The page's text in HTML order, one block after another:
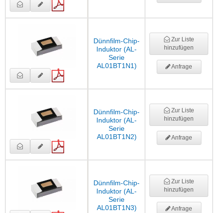
Dünnfilm-Chip-
Induktor (AL-
Serie
AL01BT1N1)
Zur Liste
hinzufügen
Anfrage
Dünnfilm-Chip-
Induktor (AL-
Serie
AL01BT1N2)
Zur Liste
hinzufügen
Anfrage
Dünnfilm-Chip-
Induktor (AL-
Serie
AL01BT1N3)
Zur Liste
hinzufügen
Anfrage